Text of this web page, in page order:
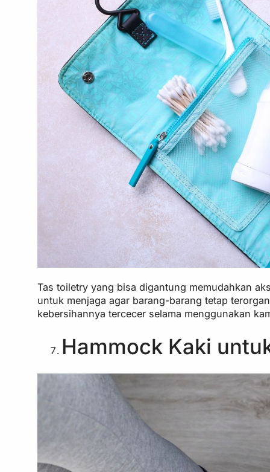
Tas toiletry yang bisa digantung memudahkan
untuk menjaga agar barang-barang tetap
kebersihannya tercecer selama menggunakan
Hammock Kaki